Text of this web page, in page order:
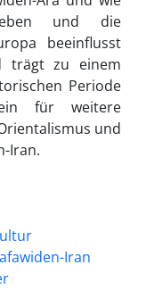
und die
beeinflusst
trägt zu einem
Periode
für weitere
und
Iran.
Iran